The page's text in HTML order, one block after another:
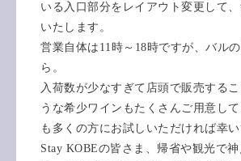
いる入口部分をレイアウト変更して
いたします。
営業自体は11時～18時ですが、バル
ら。
入荷数が少なすぎて店頭で販売する
うな希少ワインもたくさんご用意し
も多くの方にお試しいただければ幸い
Stay KOBEの皆さま、帰省や観光で